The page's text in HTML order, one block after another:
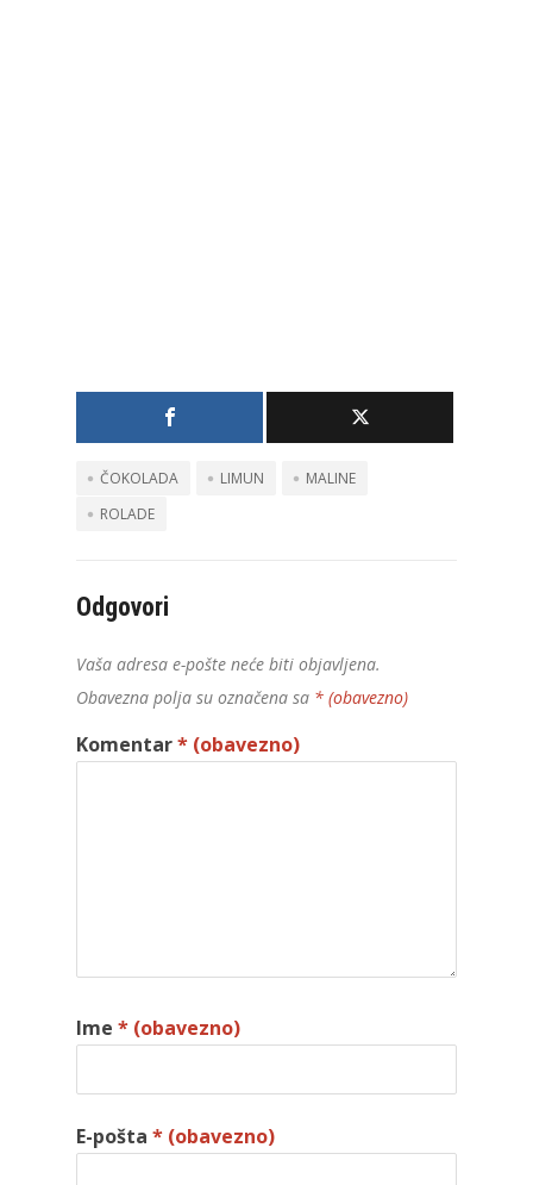
ČOKOLADA LIMUN
MALINE
ROLADE
Odgovori
Vaša adresa e-pošte neće biti objavljena.
Obavezna polja su označena sa * (obavezno)
Komentar* (obavezno)
Ime * (obavezno)
E-pošta * (obavezno)